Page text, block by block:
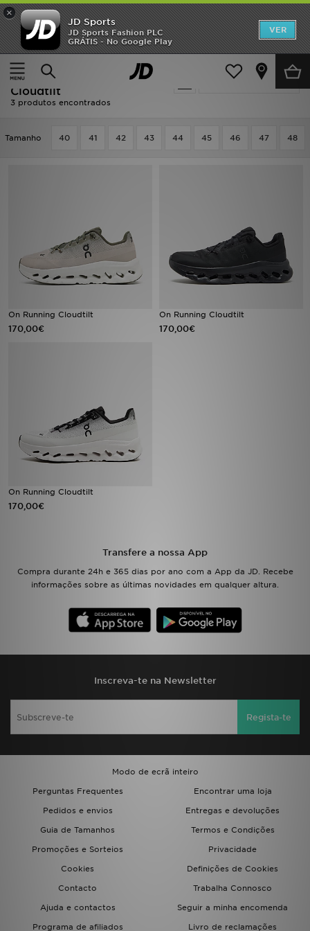
×
JD Sports
JD Sports Fashion PLC
GRÁTIS - No Google Play
VER
Página principal
Homem
Actualizar a pesquisa
Homem - On Running
Cloudtilt
3 produtos encontrados
Tamanho 40 41 42 43 44 45 46 47 48
On Running Cloudtilt
170,00€
On Running Cloudtilt
170,00€
On Running Cloudtilt
170,00€
Transfere a nossa App
Compra durante 24h e 365 dias por ano com a App da JD. Recebe
informações sobre as últimas novidades em qualquer altura.
Inscreva-te na Newsletter
Regista-te
Modo de ecrã inteiro
Perguntas Frequentes
Encontrar uma loja
Pedidos e envios
Entregas e devoluções
Guia de Tamanhos
Termos e Condições
Promoções e Sorteios
Privacidade
Cookies
Definições de Cookies
Contacto
Trabalha Connosco
Ajuda e contactos
Seguir a minha encomenda
Programa de afiliados
Livro de reclamações
INÍCIO
Promoções
NOVIDADES
DESPORTO
FUTEBOL JD
VER MARCAS
BLOG
ESTADO DO TEU PEDIDO